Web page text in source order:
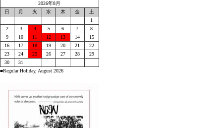
2026年8月
日
月 火 水 木 金
土
1
2
3 4 5 6 7
8
9
10 11 12 13 14
15
16
17 18 19 20 21
22
23
24 25 26 27 28
29
30
31
■Regular Holiday, August 2026